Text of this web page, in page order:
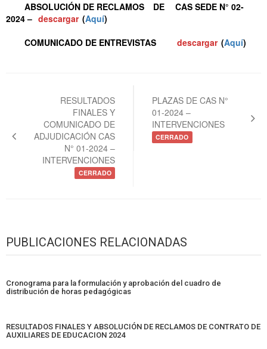
ABSOLUCIÓN DE RECLAMOS
DE
CAS SEDE N° 02-
2024 – descargar (Aquí)
COMUNICADO DE ENTREVISTAS
descargar (Aquí)
entradas
RESULTADOS
FINALES Y
COMUNICADO DE
ADJUDICACIÓN CAS
N° 01-2024 –
INTERVENCIONES
CERRADO
PLAZAS DE CAS N°
01-2024 –
INTERVENCIONES
CERRADO
PUBLICACIONES RELACIONADAS
Cronograma para la formulación y aprobación del cuadro de
distribución de horas pedagógicas
RESULTADOS FINALES Y ABSOLUCIÓN DE RECLAMOS DE CONTRATO DE
AUXILIARES DE EDUCACION 2024